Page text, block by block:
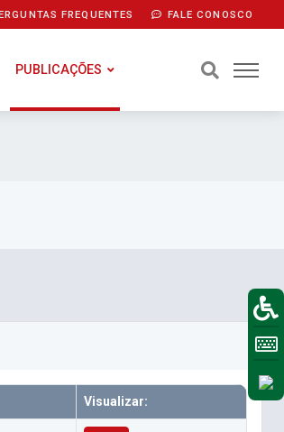
FREQUENTES FALE CONOSCO
PUBLICAÇÕES
Visualizar: